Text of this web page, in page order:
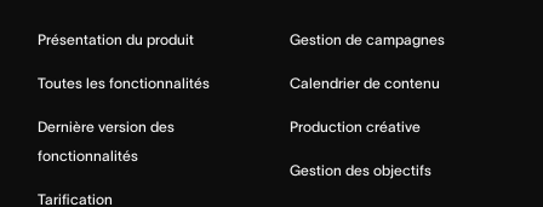
Présentation du produit
Toutes les fonctionnalités
Dernière version des
fonctionnalités
Tarification
Gestion de campagnes
Calendrier de contenu
Production créative
Gestion des objectifs